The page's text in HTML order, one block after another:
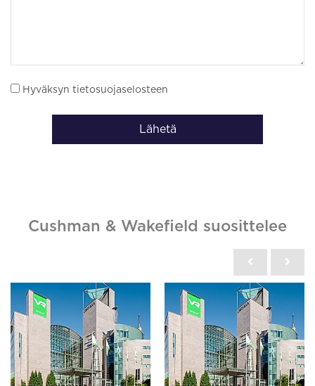
Hyväksyn tietosuojaselosteen
Lähetä
Cushman & Wakefield suosittelee